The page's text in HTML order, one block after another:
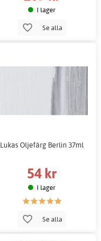
I lager
Se alla
Lukas Oljefärg Berlin 37ml
54 kr
I lager
Se alla